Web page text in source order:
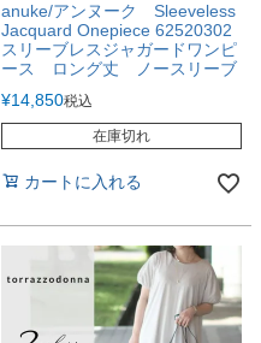
anuke/アンヌーク Sleeveless
Jacquard Onepiece 62520302
スリーブレスジャガードワンピ
ース ロング丈 ノースリーブ
¥14,850税込
在庫切れ
カートに入れる